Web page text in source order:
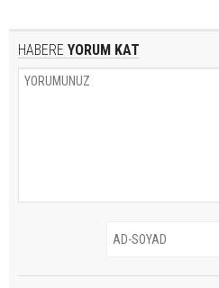
HABERE YORUM KAT